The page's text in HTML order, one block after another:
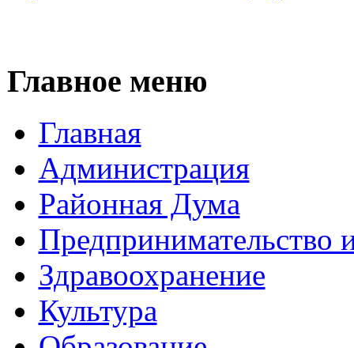
Главное меню
Главная
Администрация
Районная Дума
Предпринимательство
Здравоохранение
Культура